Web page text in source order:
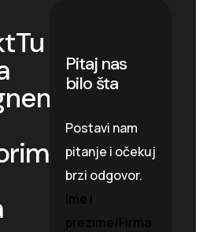
Tu
Pitaj nas
bilo šta
Postavi nam
pitanje i očekuj
brzi odgovor.
Ime i
prezime/Firma